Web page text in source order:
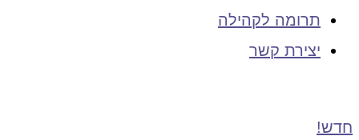
תרומה לקהילה
יצירת קשר
חדש!